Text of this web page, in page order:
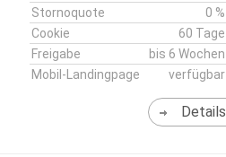
Stornoquote
0 %
Cookie
60 Tage
Freigabe
bis 6 Wochen
Mobil-Landingpage
verfügbar
Details